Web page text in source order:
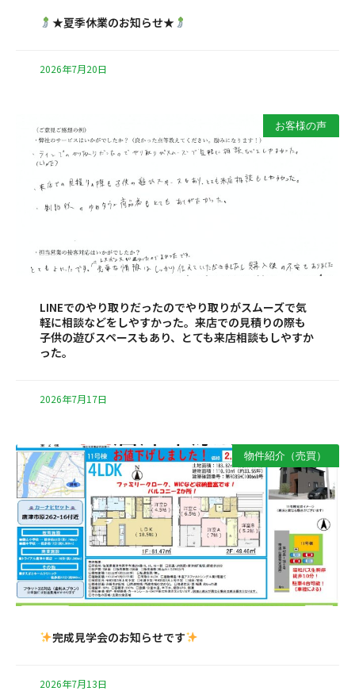
★夏季休業のお知らせ★
2026年7月20日
お客様の声
LINEでのやり取りだったのでやり取りがスムーズで気
軽に相談などをしやすかった。来店での見積りの際も
子供の遊びスペースもあり、とても来店相談もしやすか
った。
2026年7月17日
物件紹介（売買）
完成見学会のお知らせです
2026年7月13日